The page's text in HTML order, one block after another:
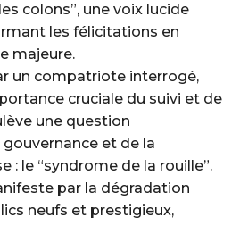
colons”, une voix lucide
les félicitations en
majeure.
un compatriote interrogé,
cruciale du suivi et de
une question
et de la
: le “syndrome de la rouille”.
par la dégradation
neufs et prestigieux,